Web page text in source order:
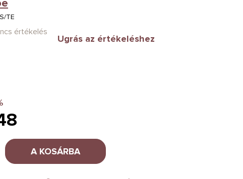
értékelés
Ugrás az értékeléshez
TE
A KOSÁRBA